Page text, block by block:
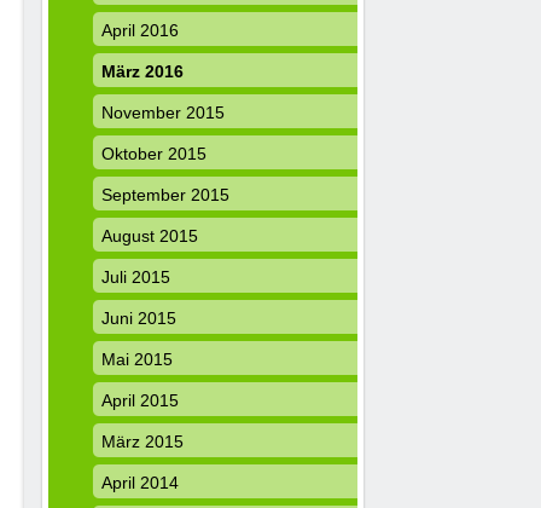
April 2016
März 2016
November 2015
Oktober 2015
September 2015
August 2015
Juli 2015
Juni 2015
Mai 2015
April 2015
März 2015
April 2014